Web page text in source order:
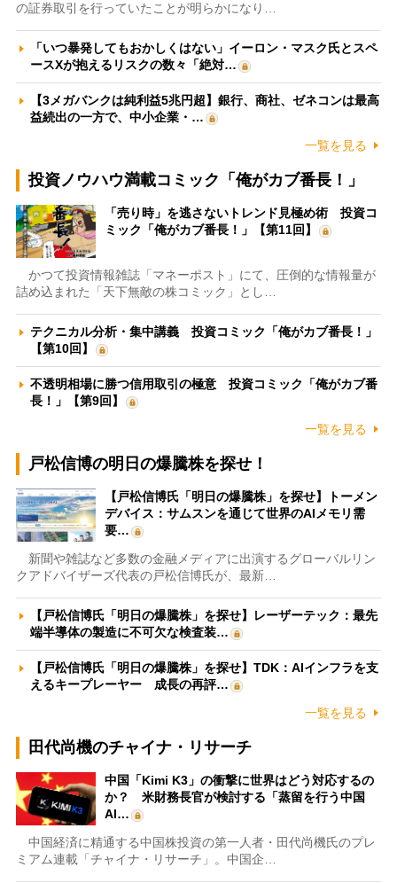
の証券取引を行っていたことが明らかになり…
「いつ暴発してもおかしくはない」イーロン・マスク氏とスペ
ースXが抱えるリスクの数々「絶対…
【3メガバンクは純利益5兆円超】銀行、商社、ゼネコンは最高
益続出の一方で、中小企業・…
一覧を見る
投資ノウハウ満載コミック「俺がカブ番長！」
「売り時」を逃さないトレンド見極め術 投資コ
ミック「俺がカブ番長！」【第11回】
かつて投資情報雑誌「マネーポスト」にて、圧倒的な情報量が
詰め込まれた「天下無敵の株コミック」とし…
テクニカル分析・集中講義 投資コミック「俺がカブ番長！」
【第10回】
不透明相場に勝つ信用取引の極意 投資コミック「俺がカブ番
長！」【第9回】
一覧を見る
戸松信博の明日の爆騰株を探せ！
【戸松信博氏「明日の爆騰株」を探せ】トーメン
デバイス：サムスンを通じて世界のAIメモリ需
要…
新聞や雑誌など多数の金融メディアに出演するグローバルリン
クアドバイザーズ代表の戸松信博氏が、最新…
【戸松信博氏「明日の爆騰株」を探せ】レーザーテック：最先
端半導体の製造に不可欠な検査装…
【戸松信博氏「明日の爆騰株」を探せ】TDK：AIインフラを支
えるキープレーヤー 成長の再評…
一覧を見る
田代尚機のチャイナ・リサーチ
中国「Kimi K3」の衝撃に世界はどう対応するの
か？ 米財務長官が検討する「蒸留を行う中国
AI…
中国経済に精通する中国株投資の第一人者・田代尚機氏のプレ
ミアム連載「チャイナ・リサーチ」。中国企…